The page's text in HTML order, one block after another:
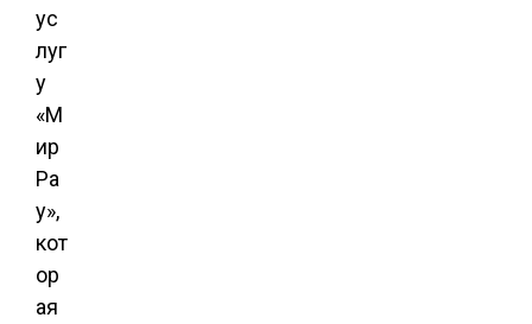
ус
луг
у
«М
ир
Ра
у»,
кот
ор
ая